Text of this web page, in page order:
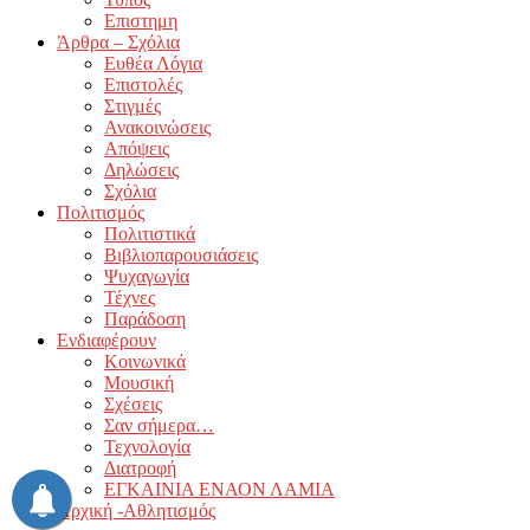
Επιστημη
Άρθρα – Σχόλια
Ευθέα Λόγια
Επιστολές
Στιγμές
Ανακοινώσεις
Απόψεις
Δηλώσεις
Σχόλια
Πολιτισμός
Πολιτιστικά
Βιβλιοπαρουσιάσεις
Ψυχαγωγία
Τέχνες
Παράδοση
Ενδιαφέρουν
Κοινωνικά
Μουσική
Σχέσεις
Σαν σήμερα…
Τεχνολογία
Διατροφή
ΕΓΚΑΙΝΙΑ ΕΝΑΟΝ ΛΑΜΙΑ
Αρχική -Αθλητισμός